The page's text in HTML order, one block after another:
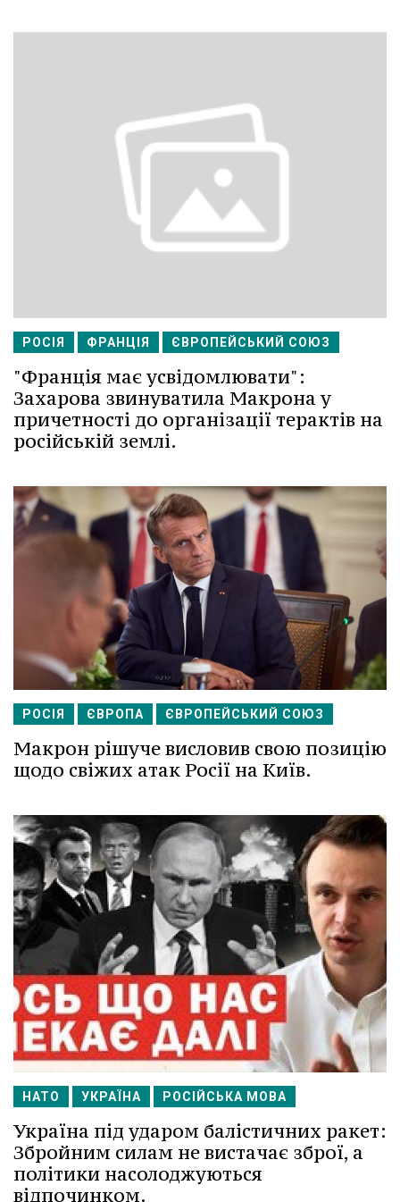
РОСІЯ ФРАНЦІЯ ЄВРОПЕЙСЬКИЙ СОЮЗ
"Франція має усвідомлювати":
Захарова звинуватила Макрона у
причетності до організації терактів на
російській землі.
РОСІЯ ЄВРОПА ЄВРОПЕЙСЬКИЙ СОЮЗ
Макрон рішуче висловив свою позицію
щодо свіжих атак Росії на Київ.
НАТО УКРАЇНА РОСІЙСЬКА МОВА
Україна під ударом балістичних ракет:
Збройним силам не вистачає зброї, а
політики насолоджуються
відпочинком.